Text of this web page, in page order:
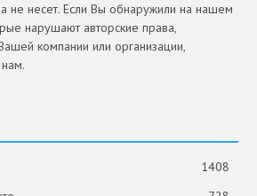
не несет. Если Вы обнаружили на нашем
нарушают авторские права,
компании или организации,
1408